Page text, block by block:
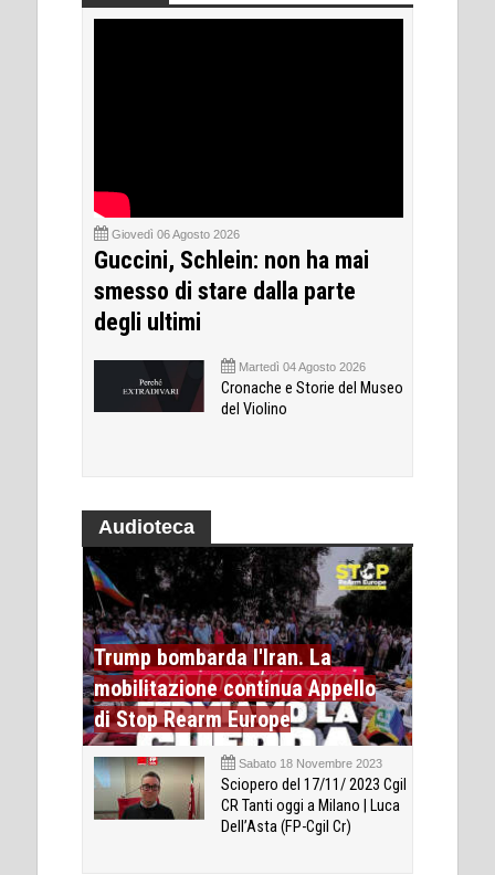
Giovedì 06 Agosto 2026
Guccini, Schlein: non ha mai
smesso di stare dalla parte
degli ultimi
Martedì 04 Agosto 2026
Cronache e Storie del Museo
del Violino
Audioteca
Trump bombarda l'Iran. La
mobilitazione continua Appello
di Stop Rearm Europe
Sabato 18 Novembre 2023
Sciopero del 17/11/ 2023 Cgil
CR Tanti oggi a Milano | Luca
Dell’Asta (FP-Cgil Cr)